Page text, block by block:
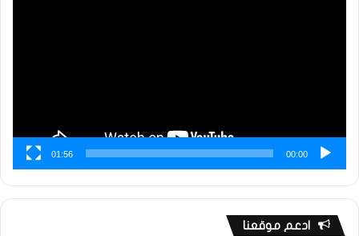
00:00
01:56
ادعم موقعنا